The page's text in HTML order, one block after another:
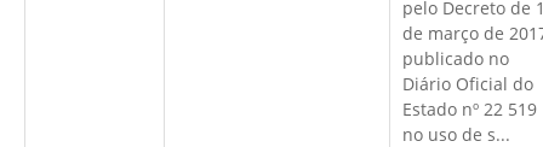
pelo Decreto de
de março de
publicado no
Diário Oficial do
Estado nº 22 519
no uso de s...